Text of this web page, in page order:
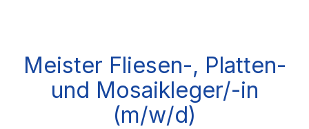
Meister Fliesen-, Platten-
und Mosaik­leger/-in
(m/w/d)